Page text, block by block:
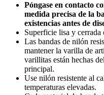
Póngase en contacto
medida precisa de la
existencias antes de
Superficie lisa y cerrada
Las bandas de nilón
mantener la varilla de
varillitas están hechas
principal.
Use nilón resistente al
temperaturas elevadas.